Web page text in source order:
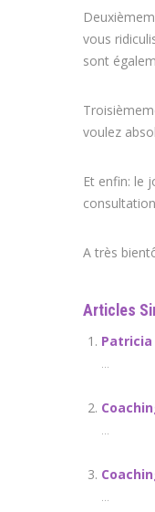
vous
sont
voulez
Et enfin: le
A très
Articles
Patricia
...
...
...